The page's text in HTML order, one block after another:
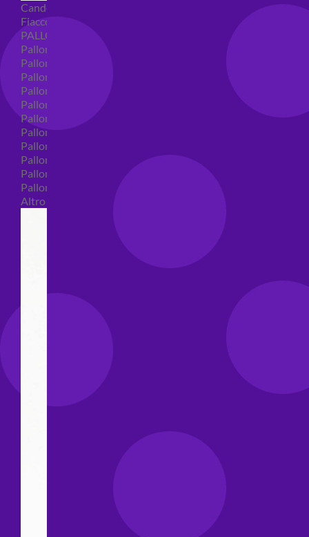
Candeline compleanno
Fiaccole
PALLONCINI
Palloncini in lattice
Palloncini in lattice monocolore
Palloncini in lattice monocolore dimensione 5"
Palloncini in lattice monocolore dimensione 10"
Palloncini in lattice monocolore dimensione 12"
Palloncini in lattice monocolore dimensione 16"
Palloncini in lattice decorati
Palloncini in lattice decorati dimensione 5"
Palloncini in lattice decorati dimensione 10"
Palloncini in lattice decorati dimensione 12"
Palloncini in lattice decorati dimensione 16"
Altro